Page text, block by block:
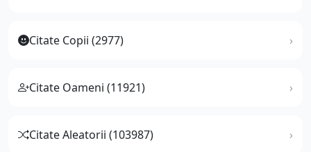
Citate Copii (2977)
Citate Oameni (11921)
Citate Aleatorii (103987)